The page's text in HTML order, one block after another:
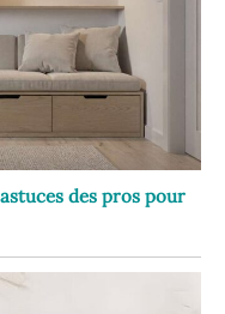
des pros pour